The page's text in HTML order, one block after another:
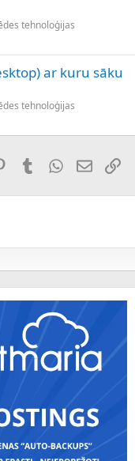
tehnoloģijas
ar kuru sāku
tehnoloģijas
PinterestTumblrWhatsApp
E-pasts